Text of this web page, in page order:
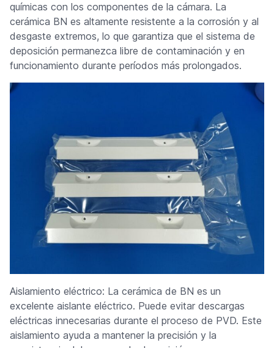
químicas con los componentes de la cámara. La
cerámica BN es altamente resistente a la corrosión y al
desgaste extremos, lo que garantiza que el sistema de
deposición permanezca libre de contaminación y en
funcionamiento durante períodos más prolongados.
Aislamiento eléctrico: La cerámica de BN es un
excelente aislante eléctrico. Puede evitar descargas
eléctricas innecesarias durante el proceso de PVD. Este
aislamiento ayuda a mantener la precisión y la